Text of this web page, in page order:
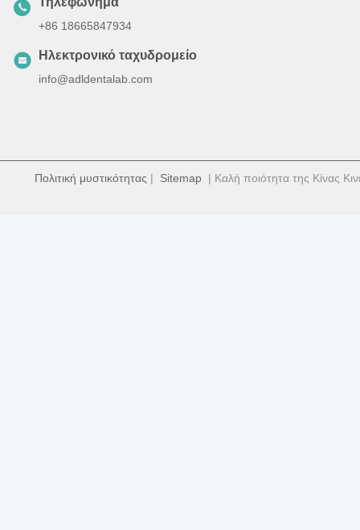
+86 18665847934
Ηλεκτρονικό ταχυδρομείο
info@adldentalab.com
Πολιτική μυστικότητας | Sitemap | Καλή ποιότητα της Κίνας